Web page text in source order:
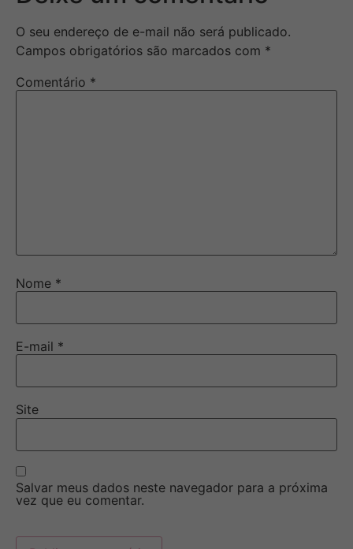
O seu endereço de e-mail não será publicado.
Campos obrigatórios são marcados com *
Comentário *
Nome *
E-mail *
Site
Salvar meus dados neste navegador para a próxima
vez que eu comentar.